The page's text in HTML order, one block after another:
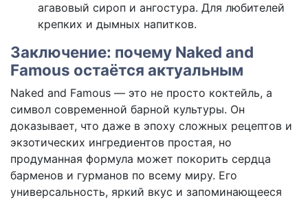
агавовый сироп и ангостура. Для любителей
крепких и дымных напитков.
Заключение: почему Naked and
Famous остаётся актуальным
Naked and Famous — это не просто коктейль, а
символ современной барной культуры. Он
доказывает, что даже в эпоху сложных рецептов и
экзотических ингредиентов простая, но
продуманная формула может покорить сердца
барменов и гурманов по всему миру. Его
универсальность, яркий вкус и запоминающееся